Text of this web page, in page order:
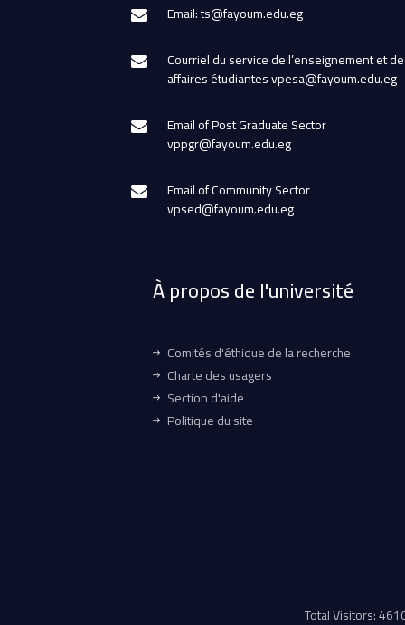
Email: ts@fayoum.edu.eg
Courriel du service de l’enseignement et
affaires étudiantes vpesa@fayoum.edu.eg
Email of Post Graduate Sector
vppgr@fayoum.edu.eg
Email of Community Sector
vpsed@fayoum.edu.eg
À propos de l'université
Comités d'éthique de la recherche
Charte des usagers
Section d'aide
Politique du site
Total Visitors: